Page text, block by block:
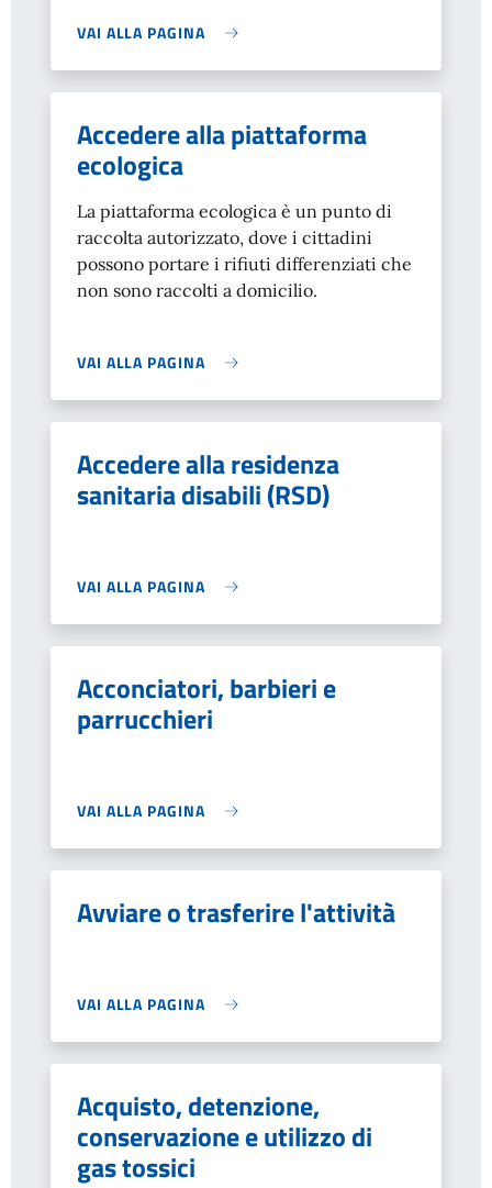
VAI ALLA PAGINA
Accedere alla piattaforma
ecologica
La piattaforma ecologica è un punto di
raccolta autorizzato, dove i cittadini
possono portare i rifiuti differenziati che
non sono raccolti a domicilio.
VAI ALLA PAGINA
Accedere alla residenza
sanitaria disabili (RSD)
VAI ALLA PAGINA
Acconciatori, barbieri e
parrucchieri
VAI ALLA PAGINA
Avviare o trasferire l'attività
VAI ALLA PAGINA
Acquisto, detenzione,
conservazione e utilizzo di
gas tossici